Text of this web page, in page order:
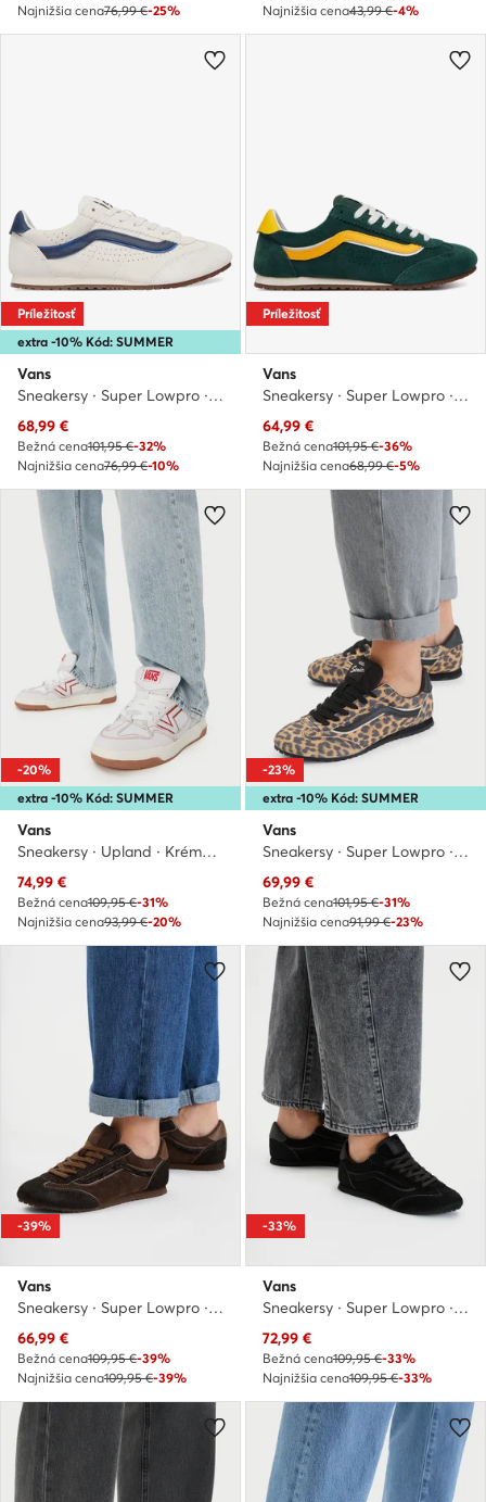
Najnižšia cena76,99 €-25%
Najnižšia cena43,99 €-4%
extra -10% Kód: SUMMER
Príležitosť
Vans
Sneakersy · Super Lowpro · Krémová
Aktuálna cena
68,99 €
Bežná cena101,95 €-32%
Najnižšia cena76,99 €-10%
Príležitosť
Vans
Sneakersy · Super Lowpro · Tmavo zelená
Aktuálna cena
64,99 €
Bežná cena101,95 €-36%
Najnižšia cena68,99 €-5%
extra -10% Kód: SUMMER
-20%
Vans
Sneakersy · Upland · Krémová
Aktuálna cena
74,99 €
Bežná cena109,95 €-31%
Najnižšia cena93,99 €-20%
extra -10% Kód: SUMMER
-23%
Vans
Sneakersy · Super Lowpro · Hnedá
Aktuálna cena
69,99 €
Bežná cena101,95 €-31%
Najnižšia cena91,99 €-23%
-39%
Vans
Sneakersy · Super Lowpro · Hnedá
Aktuálna cena
66,99 €
Bežná cena109,95 €-39%
Najnižšia cena109,95 €-39%
-33%
Vans
Sneakersy · Super Lowpro · Čierna
Aktuálna cena
72,99 €
Bežná cena109,95 €-33%
Najnižšia cena109,95 €-33%